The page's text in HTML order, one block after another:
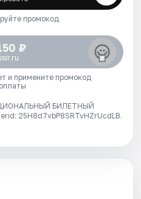
промокод
₽
и примените промокод
БИЛЕТНЫЙ
25H8d7vbP8SRTvHZrUcdLB.